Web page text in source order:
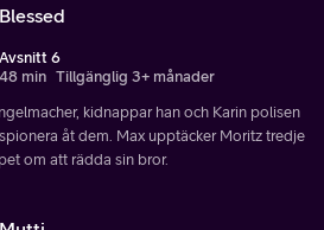
Blessed
Avsnitt 6
48 min Tillgänglig 3+ månader
kidnappar han och Karin polisen
åt dem. Max upptäcker Moritz tredje
om att rädda sin bror.